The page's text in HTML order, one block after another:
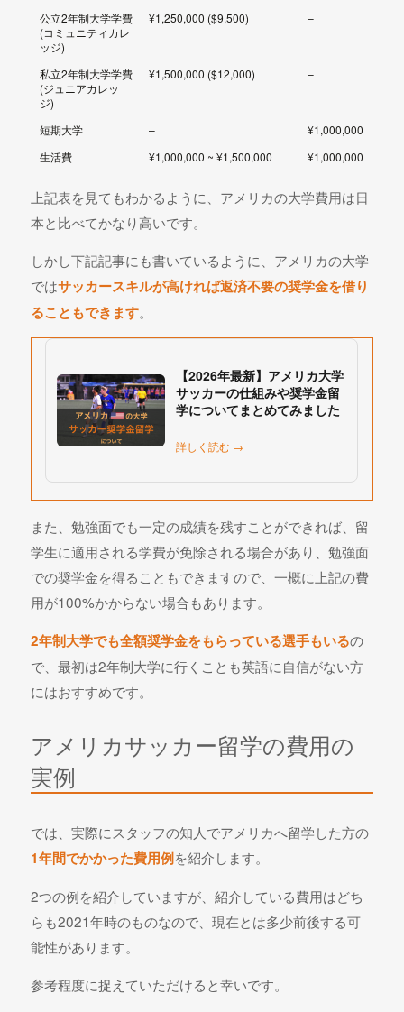
公立2年制大学学費
(コミュニティカレ
ッジ)
¥1,250,000 ($9,500) –
私立2年制大学学費
(ジュニアカレッ
ジ)
¥1,500,000 ($12,000) –
短期大学 –
¥1,000,000
生活費
¥1,000,000 ~ ¥1,500,000 ¥1,000,000
上記表を見てもわかるように、アメリカの大学費用は日
本と比べてかなり高いです。
しかし下記記事にも書いているように、アメリカの大学
ではサッカースキルが高ければ返済不要の奨学金を借り
ることもできます。
【2026年最新】アメリカ大学
サッカーの仕組みや奨学金留
学についてまとめてみました
詳しく読む →
また、勉強面でも一定の成績を残すことができれば、留
学生に適用される学費が免除される場合があり、勉強面
での奨学金を得ることもできますので、一概に上記の費
用が100%かからない場合もあります。
2年制大学でも全額奨学金をもらっている選手もいるの
で、最初は2年制大学に行くことも英語に自信がない方
にはおすすめです。
アメリカサッカー留学の費用の
実例
では、実際にスタッフの知人でアメリカへ留学した方の
1年間でかかった費用例を紹介します。
2つの例を紹介していますが、紹介している費用はどち
らも2021年時のものなので、現在とは多少前後する可
能性があります。
参考程度に捉えていただけると幸いです。